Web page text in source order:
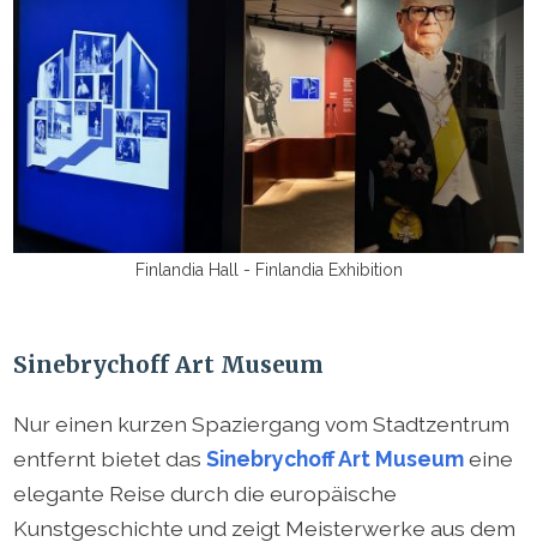
Finlandia Hall - Finlandia Exhibition
Sinebrychoff Art Museum
Nur einen kurzen Spaziergang vom Stadtzentrum
entfernt bietet das Sinebrychoff Art Museumeine
elegante Reise durch die europäische
Kunstgeschichte und zeigt Meisterwerke aus dem